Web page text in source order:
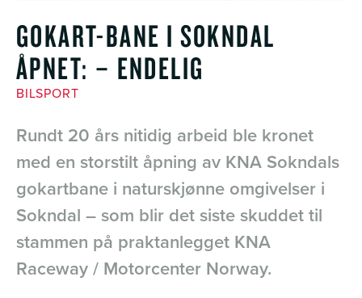
GOKART-BANE I SOKNDAL
ÅPNET: – ENDELIG
BILSPORT
Rundt 20 års nitidig arbeid ble kronet
med en storstilt åpning av KNA Sokndals
gokartbane i naturskjønne omgivelser i
Sokndal – som blir det siste skuddet til
stammen på praktanlegget KNA
Raceway / Motorcenter Norway.